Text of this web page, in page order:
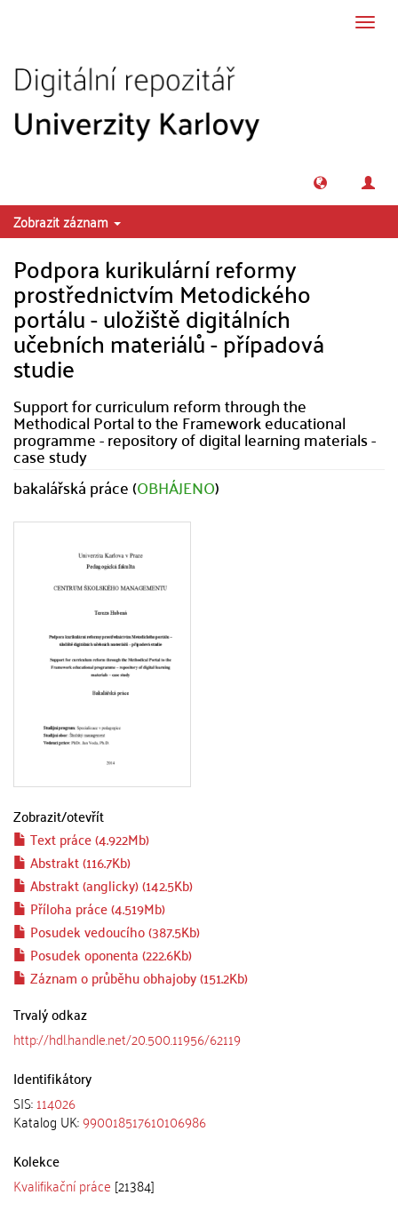
Zobrazit záznam
Podpora kurikulární reformy
prostřednictvím Metodického
portálu - uložiště digitálních
učebních materiálů - případová
studie
Support for curriculum reform through the
Methodical Portal to the Framework educational
programme - repository of digital learning materials -
case study
bakalářská práce (OBHÁJENO)
Zobrazit/otevřít
Text práce (4.922Mb)
Abstrakt (116.7Kb)
Abstrakt (anglicky) (142.5Kb)
Příloha práce (4.519Mb)
Posudek vedoucího (387.5Kb)
Posudek oponenta (222.6Kb)
Záznam o průběhu obhajoby (151.2Kb)
Trvalý odkaz
http://hdl.handle.net/20.500.11956/62119
Identifikátory
SIS:114026
Katalog UK:990018517610106986
Kolekce
Kvalifikační práce [21384]